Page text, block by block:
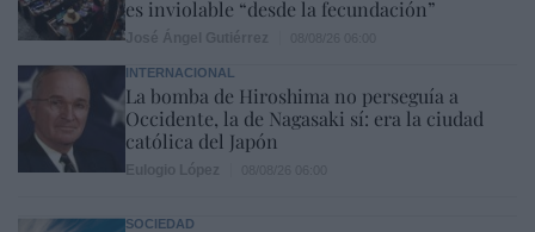
es inviolable “desde la fecundación”
INTERNACIONAL
La bomba de Hiroshima no perseguía a
Occidente, la de Nagasaki sí: era la ciudad
católica del Japón
SOCIEDAD